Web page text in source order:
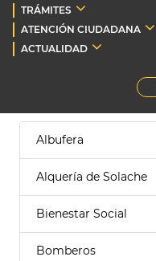
TRÁMITES
ATENCIÓN CIUDADANA
ACTUALIDAD
Albufera
Alquería de Solache
Bienestar Social
Bomberos